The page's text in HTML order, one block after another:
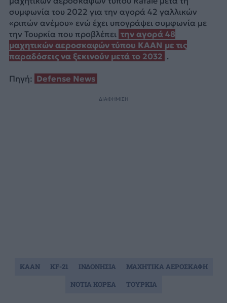
συμφωνία του 2022 για την αγορά 42 γαλλικών
«ριπών ανέμου» ενώ έχει υπογράψει συμφωνία με
την Τουρκία που προβλέπει την αγορά 48
μαχητικών αεροσκαφών τύπου KAAN με τις
παραδόσεις να ξεκινούν μετά το 2032 .
Πηγή: Defense News
ΔΙΑΦΗΜΙΣΗ
KAAN KF-21 ΙΝΔΟΝΗΣΙΑ
ΜΑΧΗΤΙΚΑ ΑΕΡΟΣΚΑΦΗ
ΝΟΤΙΑ ΚΟΡΕΑ
ΤΟΥΡΚΙΑ